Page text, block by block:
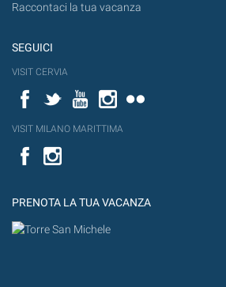
Raccontaci la tua vacanza
SEGUICI
VISIT CERVIA
FacebookTwitterYouTubeInstagram
VISIT MILANO MARITTIMA
Facebook
PRENOTA LA TUA VACANZA